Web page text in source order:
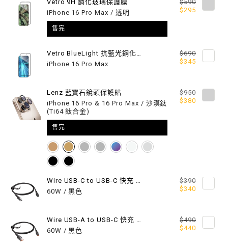
遊
超
規
防
摔
掛
殼
援
遊
超
軍
規
摔
掛
繩
手
機
殼
援
Vetro 9H 鋼化玻璃保護膜
iPhone 16 Pro Max / 透明
售完
$590
$295
iPhone 16 Pro Max
$690
$345
Lenz 藍寶石鏡頭保護貼
iPhone 16 Pro & 16 Pro Max / 沙漠鈦
(Ti64 鈦合金)
售完
$950
$380
60W / 黑色
$390
$340
60W / 黑色
$490
$440